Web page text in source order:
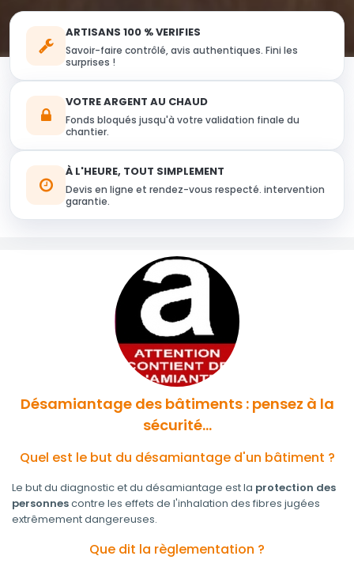
ARTISANS 100 % VERIFIES
Savoir-faire contrôlé, avis authentiques. Fini les
surprises !
VOTRE ARGENT AU CHAUD
Fonds bloqués jusqu'à votre validation finale du
chantier.
À L'HEURE, TOUT SIMPLEMENT
Devis en ligne et rendez-vous respecté. intervention
garantie.
Désamiantage des bâtiments : pensez à la
sécurité...
Quel est le but du désamiantage d'un bâtiment ?
Le but du diagnostic et du désamiantage est la protection des
personnescontre les effets de l'inhalation des fibres jugées
extrêmement dangereuses.
Que dit la règlementation ?